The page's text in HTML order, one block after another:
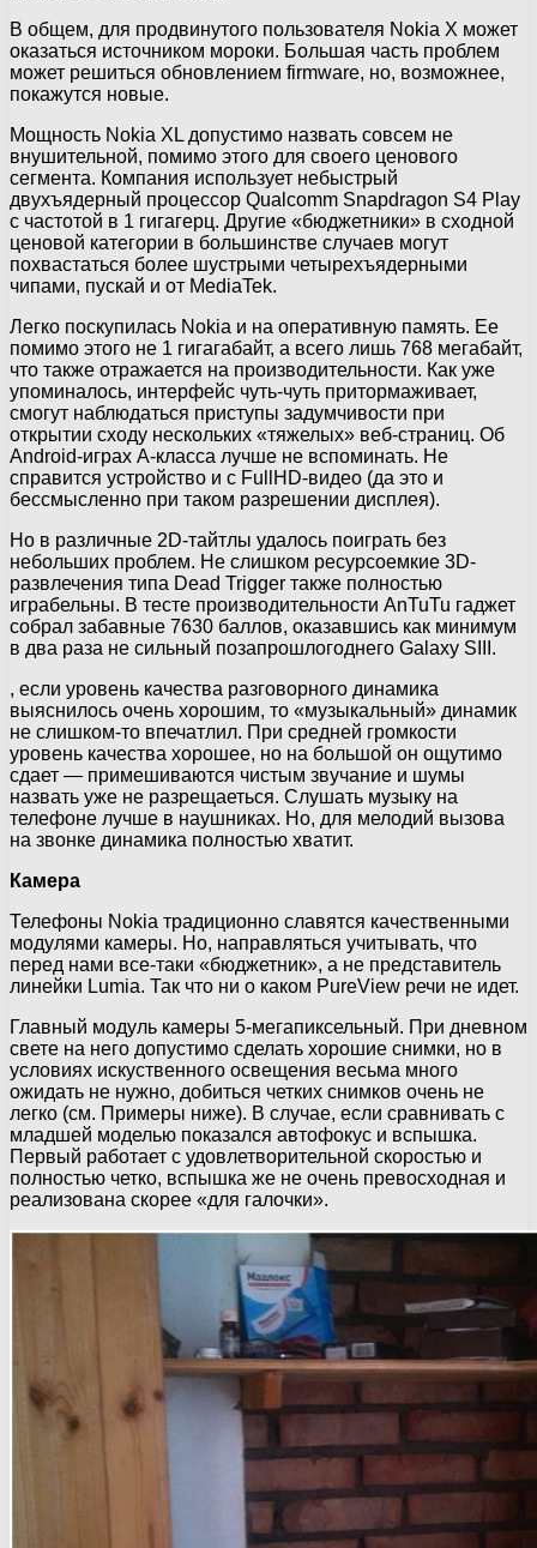
В общем, для продвинутого пользователя Nokia X может
оказаться источником мороки. Большая часть проблем
может решиться обновлением firmware, но, возможнее,
покажутся новые.
Мощность Nokia XL допустимо назвать совсем не
внушительной, помимо этого для своего ценового
сегмента. Компания использует небыстрый
двухъядерный процессор Qualcomm Snapdragon S4 Play
с частотой в 1 гигагерц. Другие «бюджетники» в сходной
ценовой категории в большинстве случаев могут
похвастаться более шустрыми четырехъядерными
чипами, пускай и от MediaTek.
Легко поскупилась Nokia и на оперативную память. Ее
помимо этого не 1 гигагабайт, а всего лишь 768 мегабайт,
что также отражается на производительности. Как уже
упоминалось, интерфейс чуть-чуть притормаживает,
смогут наблюдаться приступы задумчивости при
открытии сходу нескольких «тяжелых» веб-страниц. Об
Android-играх A-класса лучше не вспоминать. Не
справится устройство и с FullHD-видео (да это и
бессмысленно при таком разрешении дисплея).
Но в различные 2D-тайтлы удалось поиграть без
небольших проблем. Не слишком ресурсоемкие 3D-
развлечения типа Dead Trigger также полностью
играбельны. В тесте производительности AnTuTu гаджет
собрал забавные 7630 баллов, оказавшись как минимум
в два раза не сильный позапрошлогоднего Galaxy SIII.
, если уровень качества разговорного динамика
выяснилось очень хорошим, то «музыкальный» динамик
не слишком-то впечатлил. При средней громкости
уровень качества хорошее, но на большой он ощутимо
сдает — примешиваются чистым звучание и шумы
назвать уже не разрещаеться. Слушать музыку на
телефоне лучше в наушниках. Но, для мелодий вызова
на звонке динамика полностью хватит.
Камера
Телефоны Nokia традиционно славятся качественными
модулями камеры. Но, направляться учитывать, что
перед нами все-таки «бюджетник», а не представитель
линейки Lumia. Так что ни о каком PureView речи не идет.
Главный модуль камеры 5-мегапиксельный. При дневном
свете на него допустимо сделать хорошие снимки, но в
условиях искуственного освещения весьма много
ожидать не нужно, добиться четких снимков очень не
легко (см. Примеры ниже). В случае, если сравнивать с
младшей моделью показался автофокус и вспышка.
Первый работает с удовлетворительной скоростью и
полностью четко, вспышка же не очень превосходная и
реализована скорее «для галочки».